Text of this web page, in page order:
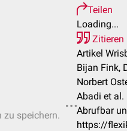
zu speichern.
Teilen
Loading...
Zitieren
Artikel
Bijan Fink,
Norbert
Abadi et al.
Abrufbar
https://